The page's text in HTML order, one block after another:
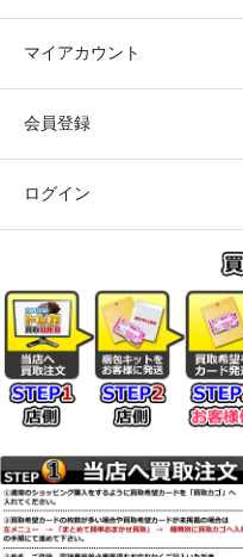
マイアカウント
会員登録
ログイン